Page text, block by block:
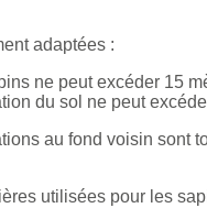
adaptées :
ne peut excéder 15
du sol ne peut
au fond voisin sont
utilisées pour les